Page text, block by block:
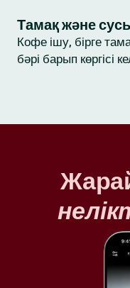
Тамақ және
Кофе ішу, бірге
бәрі барып көргісі